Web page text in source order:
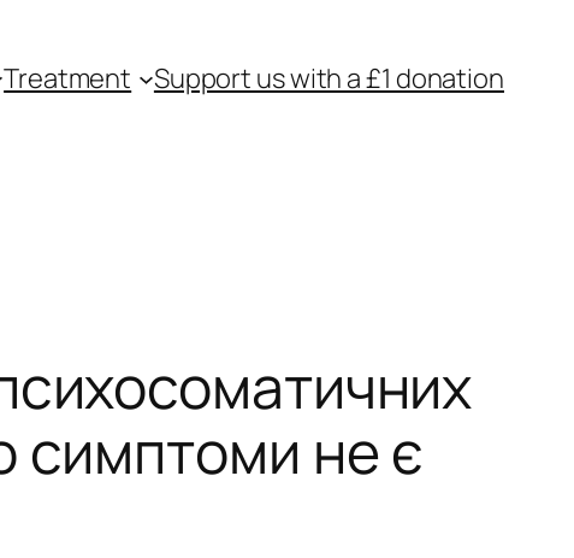
Treatment Support us with a £1 donation
симптоми не є